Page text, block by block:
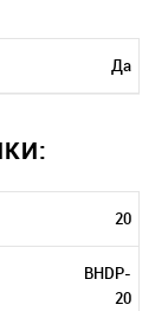
Да
20
BHDP-
20